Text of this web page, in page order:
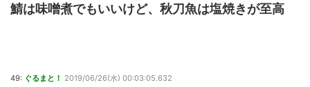
鯖は味噌煮でもいいけど、秋刀魚は塩焼きが至高
49: ぐるまと！ 2019/06/26(水) 00:03:05.632